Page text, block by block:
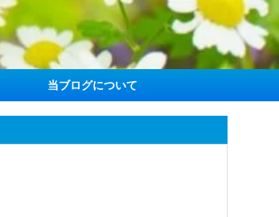
当ブログについて